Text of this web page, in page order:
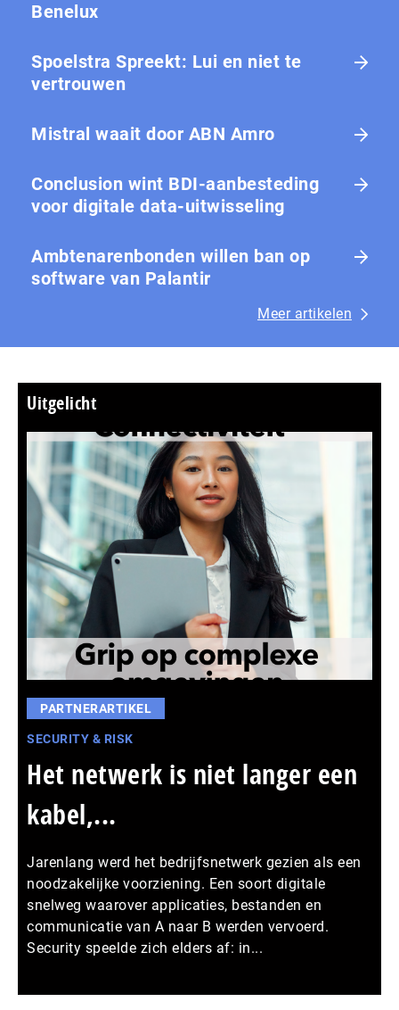
Benelux
Spoelstra Spreekt: Lui en niet te
vertrouwen
Mistral waait door ABN Amro
Conclusion wint BDI-aanbesteding
voor digitale data-uitwisseling
Ambtenarenbonden willen ban op
software van Palantir
Meer artikelen
Uitgelicht
PARTNERARTIKEL
SECURITY & RISK
Het netwerk is niet langer een
kabel,...
Jarenlang werd het bedrijfsnetwerk gezien als een
noodzakelijke voorziening. Een soort digitale
snelweg waarover applicaties, bestanden en
communicatie van A naar B werden vervoerd.
Security speelde zich elders af: in...